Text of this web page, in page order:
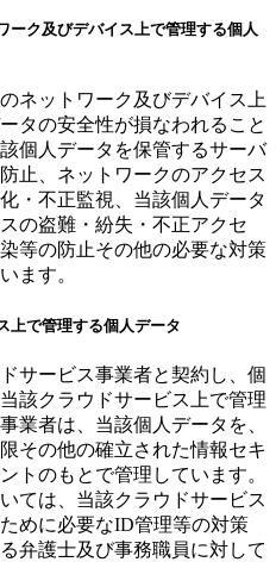
ーク及びデバイス上で管理する個人
ネットワーク及びデバイス上
タの安全性が損なわれること
個人データを保管するサーバ
止、ネットワークのアクセス
・不正監視、当該個人データ
の盗難・紛失・不正アクセ
等の防止その他の必要な対策
ます。
上で管理する個人データ
サービス事業者と契約し、個
該クラウドサービス上で管理
業者は、当該個人データを、
その他の確立された情報セキ
トのもとで管理しています。
ては、当該クラウドサービス
めに必要なID管理等の対策
弁護士及び事務職員に対して